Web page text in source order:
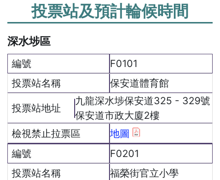
投票站及預計輪候時間
深水埗區
F0101
保安道體育館
九龍深水埗保安道325 - 329號
保安道市政大廈2樓
地圖
F0201
福榮街官立小學